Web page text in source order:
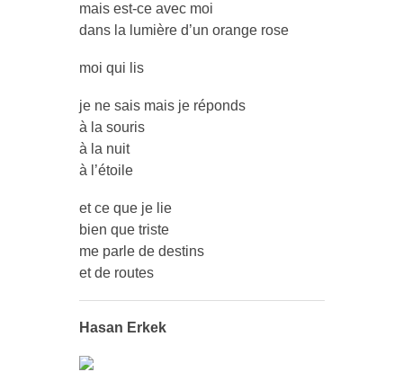
mais est-ce avec moi
dans la lumière d’un orange rose
moi qui lis
je ne sais mais je réponds
à la souris
à la nuit
à l’étoile
et ce que je lie
bien que triste
me parle de destins
et de routes
Hasan Erkek